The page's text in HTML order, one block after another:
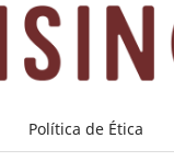
Política de Ética